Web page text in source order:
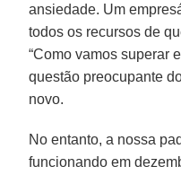
ansiedade. Um
todos os recursos de
“Como vamos superar
questão preocupante
novo.
No entanto, a nossa
funcionando em